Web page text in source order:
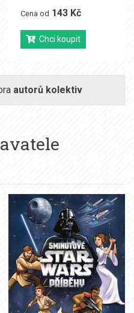
Cena od 143 Kč
Chci koupit
autorů kolektiv